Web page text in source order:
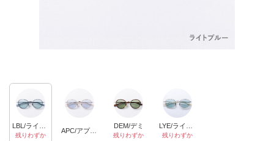
残りわずか
APC/アプリコット
DEM/デミ
残りわずか 残りわずか